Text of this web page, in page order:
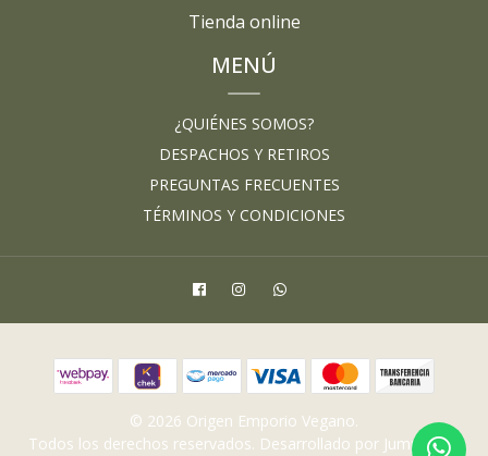
Tienda online
MENÚ
¿QUIÉNES SOMOS?
DESPACHOS Y RETIROS
PREGUNTAS FRECUENTES
TÉRMINOS Y CONDICIONES
© 2026 Origen Emporio Vegano.
Todos los derechos reservados. Desarrollado por Jumpseller